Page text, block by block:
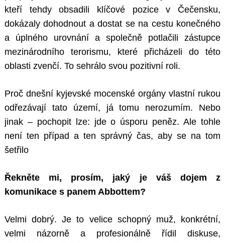
kteří tehdy obsadili klíčové pozice v Čečensku,
dokázaly dohodnout a dostat se na cestu konečného
a úplného urovnání a společně potlačili zástupce
mezinárodního terorismu, které přicházeli do této
oblasti zvenčí. To sehrálo svou pozitivní roli.
Proč dnešní kyjevské mocenské orgány vlastní rukou
odřezávají tato území, já tomu nerozumím. Nebo
jinak – pochopit lze: jde o úsporu peněz. Ale tohle
není ten případ a ten správný čas, aby se na tom
šetřilo
Řekněte mi, prosím, jaký je váš dojem z
komunikace s panem Abbottem?
Velmi dobrý. Je to velice schopný muž, konkrétní,
velmi názorně a profesionálně řídil diskuse,